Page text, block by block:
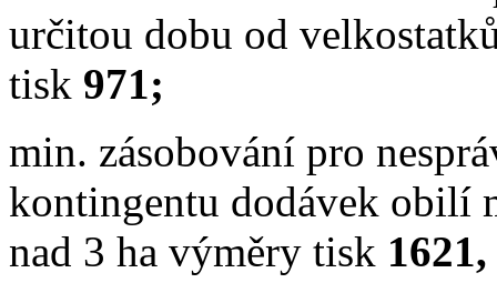
určitou dobu od
tisk 971;
min. zásobování pro
kontingentu dodávek obilí
nad 3 ha výměry tisk 1621,